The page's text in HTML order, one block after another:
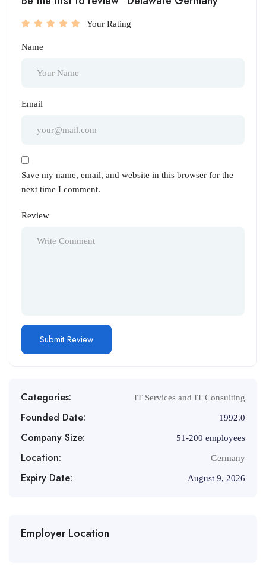
Your Rating
Name
Email
Save my name, email, and website in this browser for the
next time I comment.
Review
Categories: IT Services and IT Consulting
Founded Date: 1992.0
Company Size: 51-200 employees
Location: Germany
Expiry Date: August 9, 2026
Employer Location